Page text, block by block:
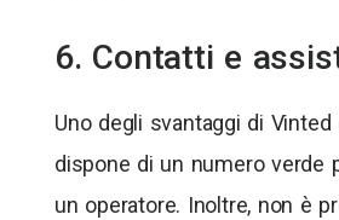
6. Contatti e
Uno degli svantaggi di
dispone di un numero verde
un operatore. Inoltre, non è